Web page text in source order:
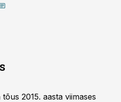
2015. aasta viimases